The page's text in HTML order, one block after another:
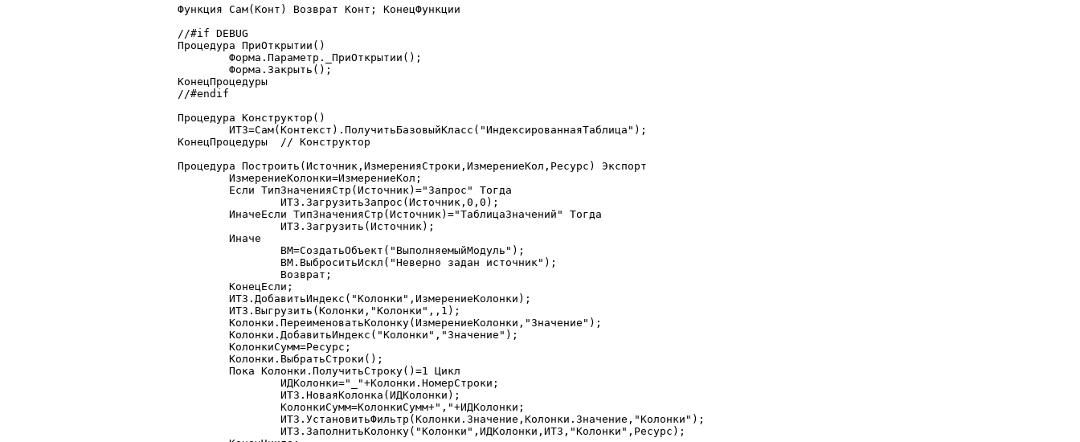
Функция Сам(Конт) Возврат Конт; КонецФункции
//#if DEBUG
Процедура ПриОткрытии()
КонецПроцедуры
//#endif
Процедура Конструктор()
КонецПроцедуры	// Конструктор
Процедура Построить(Источник,ИзмеренияСтроки,ИзмерениеКол,Ресурс) Экспорт